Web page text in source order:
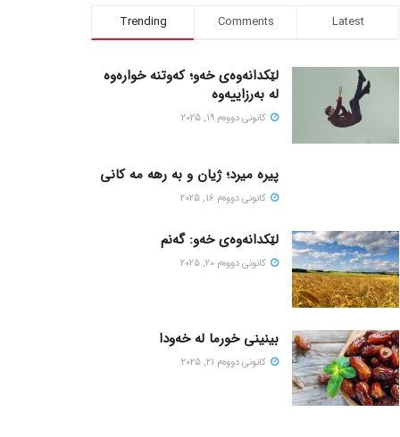
Trending Comments Latest
لێکدانەوەی خەو؛ کەوتنە خوارەوە
لە بەرزاییەوە
كانونی دووه‌م 19, 2025
پیره میرد؛ ژیان و به رهه مه کانی
كانونی دووه‌م 16, 2025
لێکدانەوەی خەو: گەنم
كانونی دووه‌م 20, 2025
بینینی خورما لە خەودا
كانونی دووه‌م 21, 2025